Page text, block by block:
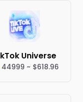
Universe
44999 ~ $618.96